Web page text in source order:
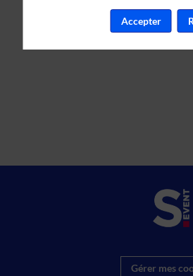
Gérer mes
Accepter